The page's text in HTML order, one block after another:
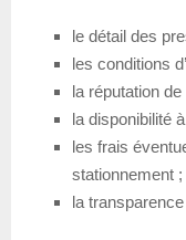
le détail des
les conditions
la réputation
la disponibilité
les frais
stationnement ;
la